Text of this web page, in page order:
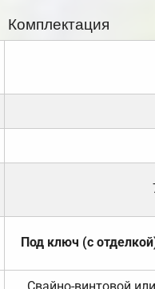
Комплектация
Под ключ (с